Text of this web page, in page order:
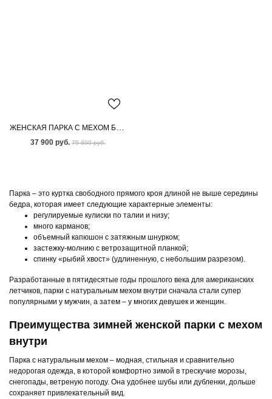
ЖЕНСКАЯ ПАРКА С МЕХОМ БЕНГАЛЬСКОЙ ЛИСЫ
37 900 руб. 75 800 руб.
Парка – это куртка свободного прямого кроя длиной не выше середины
бедра, которая имеет следующие характерные элементы:
регулируемые кулиски по талии и низу;
много карманов;
объемный капюшон с затяжным шнурком;
застежку-молнию с ветрозащитной планкой;
спинку «рыбий хвост» (удлиненную, с небольшим разрезом).
Разработанные в пятидесятые годы прошлого века для американских
летчиков, парки с натуральным мехом внутри сначала стали супер
популярными у мужчин, а затем – у многих девушек и женщин.
Преимущества зимней женской парки с мехом
внутри
Парка с натуральным мехом – модная, стильная и сравнительно
недорогая одежда, в которой комфортно зимой в трескучие морозы,
снегопады, ветреную погоду. Она удобнее шубы или дубленки, дольше
сохраняет привлекательный вид.